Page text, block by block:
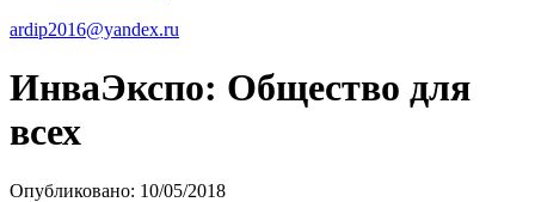
ardip2016@yandex.ru
ИнваЭкспо: Общество для
всех
Опубликовано: 10/05/2018